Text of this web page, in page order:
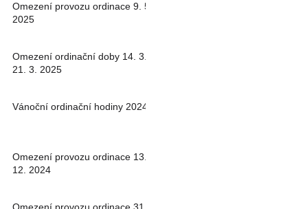
Omezení provozu ordinace 9. 5.
2025
Omezení ordinační doby 14. 3. -
21. 3. 2025
Vánoční ordinační hodiny 2024
Omezení provozu ordinace 13.
12. 2024